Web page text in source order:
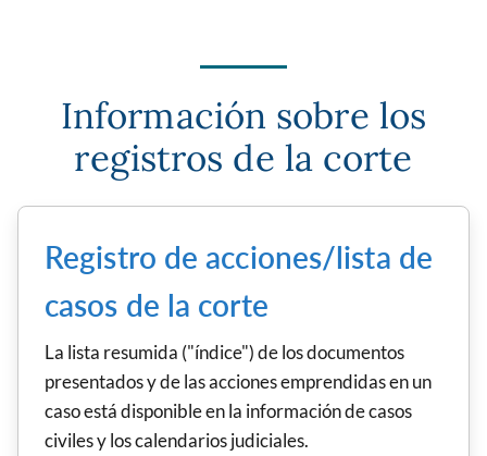
Información sobre los
registros de la corte
Registro de acciones/lista de
casos de la corte
La lista resumida ("índice") de los documentos
presentados y de las acciones emprendidas en un
caso está disponible en la información de casos
civiles y los calendarios judiciales.